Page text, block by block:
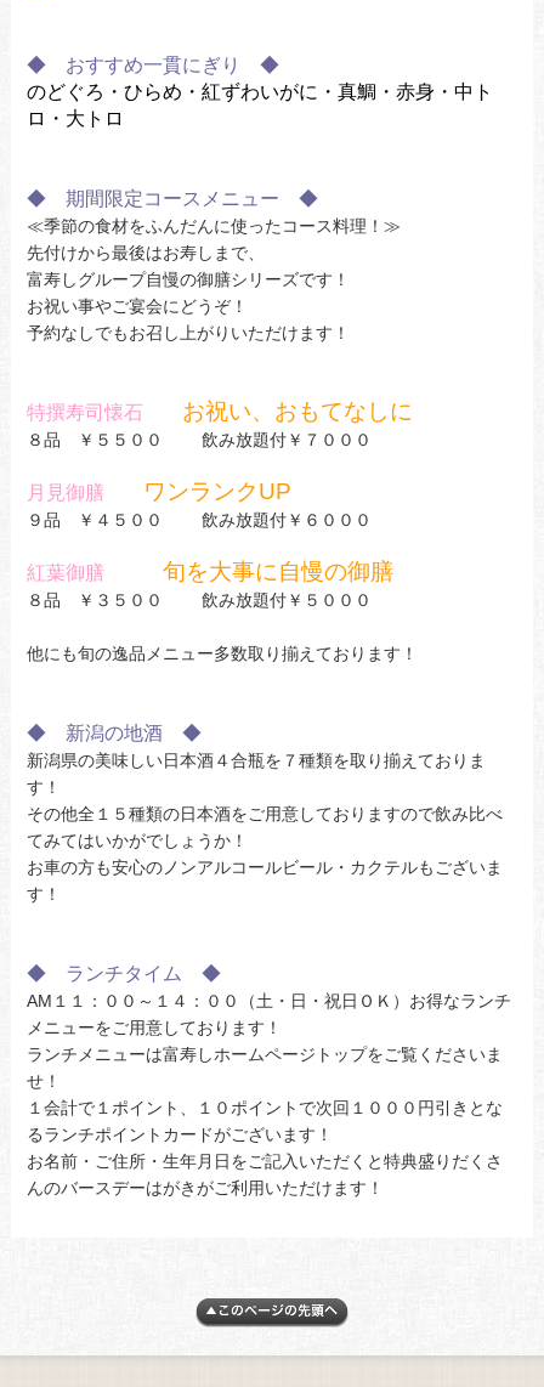
◆ おすすめ一貫にぎり ◆
のどぐろ・ひらめ・紅ずわいがに・真鯛・赤身・中ト
ロ・大トロ
◆ 期間限定コースメニュー ◆
≪季節の食材をふんだんに使ったコース料理！≫
先付けから最後はお寿しまで、
富寿しグループ自慢の御膳シリーズです！
お祝い事やご宴会にどうぞ！
予約なしでもお召し上がりいただけます！
特撰寿司懐石 お祝い、おもてなしに
８品 ￥５５００ 飲み放題付￥７０００
月見御膳 ワンランクUP
９品 ￥４５００ 飲み放題付￥６０００
紅葉御膳 旬を大事に自慢の御膳
８品 ￥３５００ 飲み放題付￥５０００
他にも旬の逸品メニュー多数取り揃えております！
◆ 新潟の地酒 ◆
新潟県の美味しい日本酒４合瓶を７種類を取り揃えておりま
す！
その他全１５種類の日本酒をご用意しておりますので飲み比べ
てみてはいかがでしょうか！
お車の方も安心のノンアルコールビール・カクテルもございま
す！
◆ ランチタイム ◆
AM１１：００～１４：００（土・日・祝日ＯＫ）お得なランチ
メニューをご用意しております！
ランチメニューは富寿しホームページトップをご覧くださいま
せ！
１会計で１ポイント、１０ポイントで次回１０００円引きとな
るランチポイントカードがございます！
お名前・ご住所・生年月日をご記入いただくと特典盛りだくさ
んのバースデーはがきがご利用いただけます！